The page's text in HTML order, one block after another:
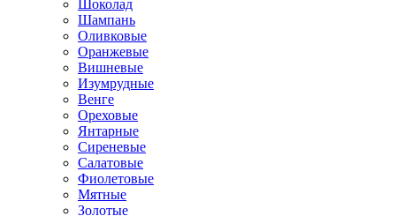
Шоколад
Шампань
Оливковые
Оранжевые
Вишневые
Изумрудные
Венге
Ореховые
Янтарные
Сиреневые
Салатовые
Фиолетовые
Мятные
Золотые